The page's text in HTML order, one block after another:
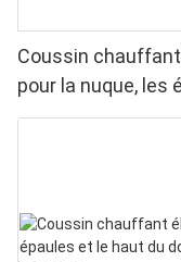
Coussin
pour la nuque, les
chaleur, 4